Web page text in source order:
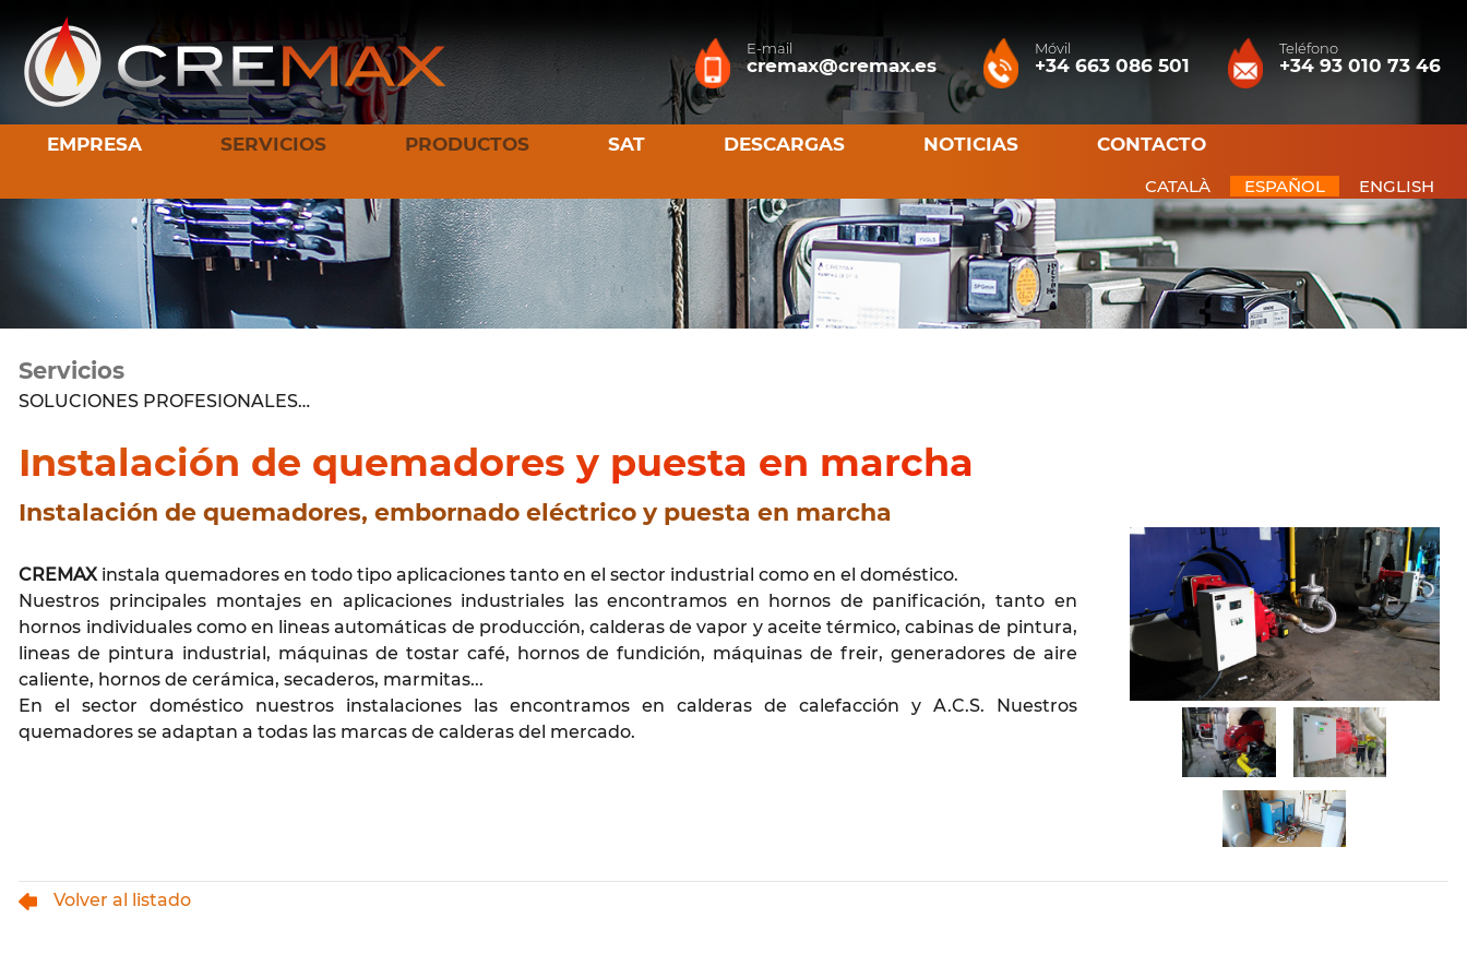
E-mail
cremax@cremax.es
Móvil
+34 663 086 501
Teléfono
+34 93 010 73 46
EMPRESA SERVICIOS PRODUCTOS SAT DESCARGAS NOTICIAS CONTACTO
CATALÀ ESPAÑOL ENGLISH
Servicios
SOLUCIONES PROFESIONALES…
Instalación de quemadores y puesta en marcha
Instalación de quemadores, embornado eléctrico y puesta en marcha
CREMAX instala quemadores en todo tipo aplicaciones tanto en el sector industrial como en el doméstico.
Nuestros principales montajes en aplicaciones industriales las encontramos en hornos de panificación, tanto en
hornos individuales como en lineas automáticas de producción, calderas de vapor y aceite térmico, cabinas de pintura,
lineas de pintura industrial, máquinas de tostar café, hornos de fundición, máquinas de freir, generadores de aire
caliente, hornos de cerámica, secaderos, marmitas...
En el sector doméstico nuestros instalaciones las encontramos en calderas de calefacción y A.C.S. Nuestros
quemadores se adaptan a todas las marcas de calderas del mercado.
Volver al listado